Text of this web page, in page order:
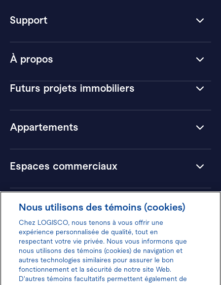
À propos
Futurs projets immobiliers
Appartements
Espaces commerciaux
Hôtels
Support
Donnez votre avis pour gagner 100$
Nous utilisons des témoins (cookies)
Chez LOGISCO, nous tenons à vous offrir une
expérience personnalisée de qualité, tout en
respectant votre vie privée. Nous vous informons que
nous utilisons des témoins (cookies) de navigation et
autres technologies similaires pour assurer le bon
fonctionnement et la sécurité de notre site Web.
D'autres témoins facultatifs permettent également de